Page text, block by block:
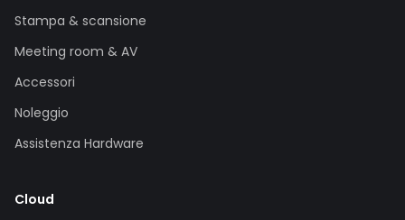
Stampa & scansione
Meeting room & AV
Accessori
Noleggio
Assistenza Hardware
Cloud